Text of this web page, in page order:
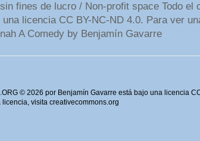
fines de lucro / Non-profit space Todo
licencia CC BY-NC-ND 4.0. Para ver
A Comedy by Benjamín Gavarre
© 2026 por Benjamín Gavarre está bajo una licencia
visita creativecommons.org